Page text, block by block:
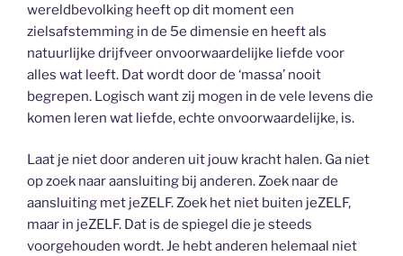
wereldbevolking heeft op dit moment een
zielsafstemming in de 5e dimensie en heeft als
natuurlijke drijfveer onvoorwaardelijke liefde voor
alles wat leeft. Dat wordt door de ‘massa’ nooit
begrepen. Logisch want zij mogen in de vele levens die
komen leren wat liefde, echte onvoorwaardelijke, is.
Laat je niet door anderen uit jouw kracht halen. Ga niet
op zoek naar aansluiting bij anderen. Zoek naar de
aansluiting met jeZELF. Zoek het niet buiten jeZELF,
maar in jeZELF. Dat is de spiegel die je steeds
voorgehouden wordt. Je hebt anderen helemaal niet